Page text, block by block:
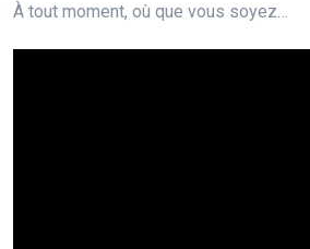
À tout moment, où que vous soyez…